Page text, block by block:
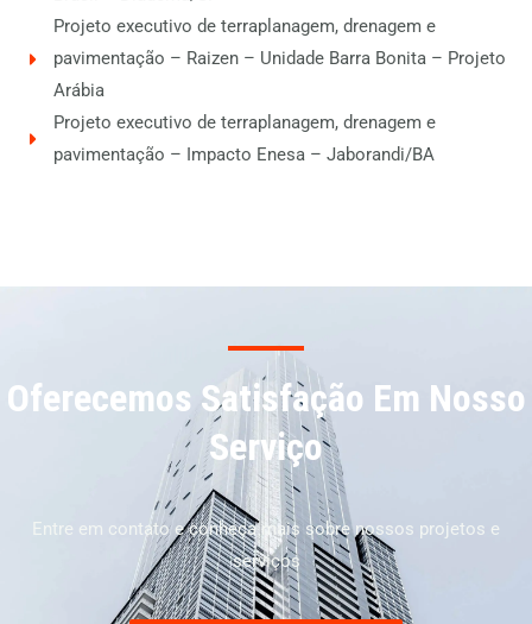
Projeto executivo de terraplanagem, drenagem e
pavimentação – Raizen – Unidade Barra Bonita – Projeto
Arábia
Projeto executivo de terraplanagem, drenagem e
pavimentação – Impacto Enesa – Jaborandi/BA
Oferecemos Satisfação Em Nosso
Serviço
Entre em contato e conheça mais sobre nossos projetos e
serviços